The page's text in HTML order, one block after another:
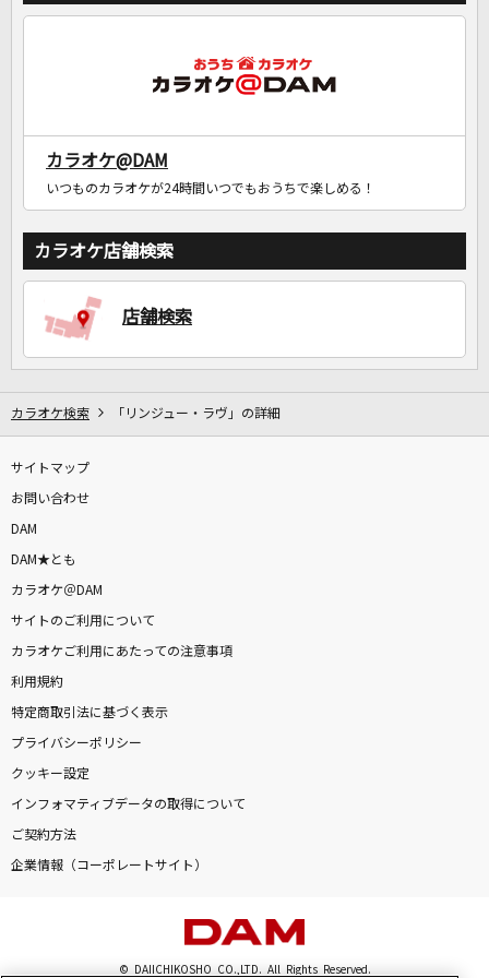
カラオケ@DAM
いつものカラオケが24時間いつでもおうちで楽しめる！
カラオケ店舗検索
店舗検索
カラオケ検索 「リンジュー・ラヴ」の詳細
サイトマップ
お問い合わせ
DAM
DAM★とも
カラオケ＠DAM
サイトのご利用について
カラオケご利用にあたっての注意事項
利用規約
特定商取引法に基づく表示
プライバシーポリシー
クッキー設定
インフォマティブデータの取得について
ご契約方法
企業情報（コーポレートサイト）
© DAIICHIKOSHO CO.,LTD. All Rights Reserved.